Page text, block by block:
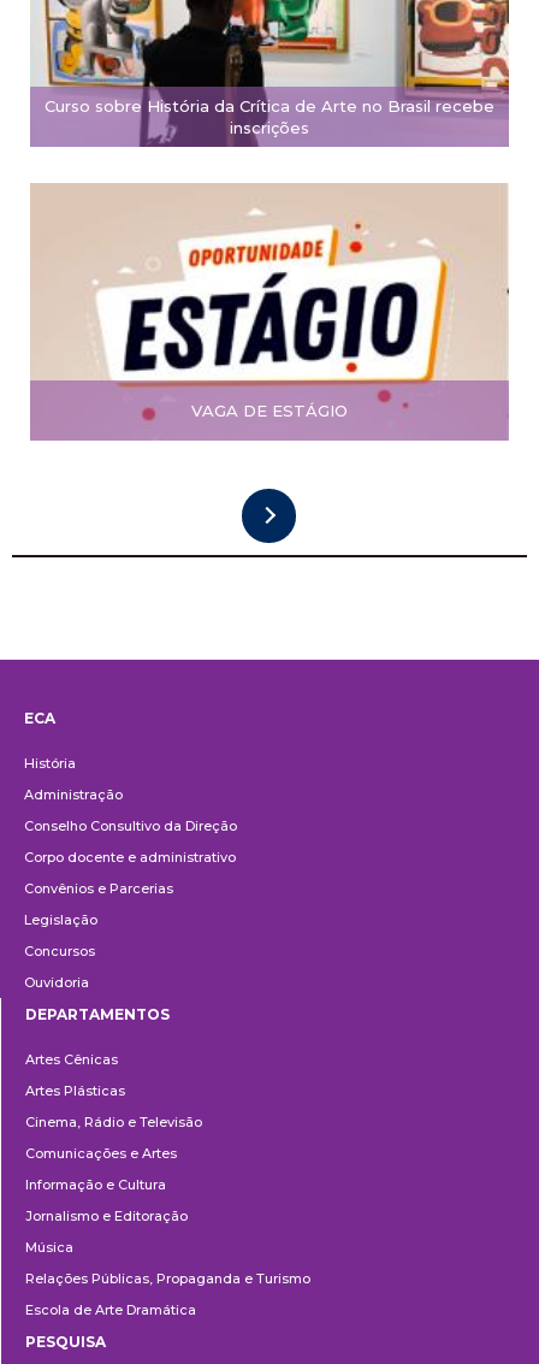
Curso sobre História da Crítica de Arte no Brasil recebe
inscrições
VAGA DE ESTÁGIO
ECA
História
Administração
Conselho Consultivo da Direção
Corpo docente e administrativo
Convênios e Parcerias
Legislação
Concursos
Ouvidoria
DEPARTAMENTOS
Artes Cênicas
Artes Plásticas
Cinema, Rádio e Televisão
Comunicações e Artes
Informação e Cultura
Jornalismo e Editoração
Música
Relações Públicas, Propaganda e Turismo
Escola de Arte Dramática
PESQUISA